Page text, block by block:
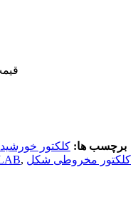
قیمت
برچسب ها: کلکتور
, کلکتور مخروطی شکل